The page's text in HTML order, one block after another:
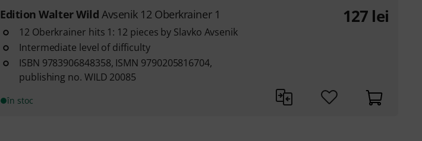
Edition Walter Wild Avsenik 12 Oberkrainer 1
12 Oberkrainer hits 1: 12 pieces by Slavko Avsenik
Intermediate level of difficulty
ISBN 9783906848358, ISMN 9790205816704,
publishing no. WILD 20085
în stoc
127 lei